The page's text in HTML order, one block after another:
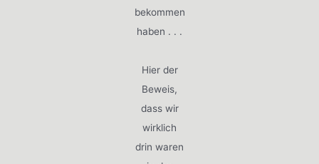
bekommen
haben . . .
Hier der
Beweis,
dass wir
wirklich
drin waren